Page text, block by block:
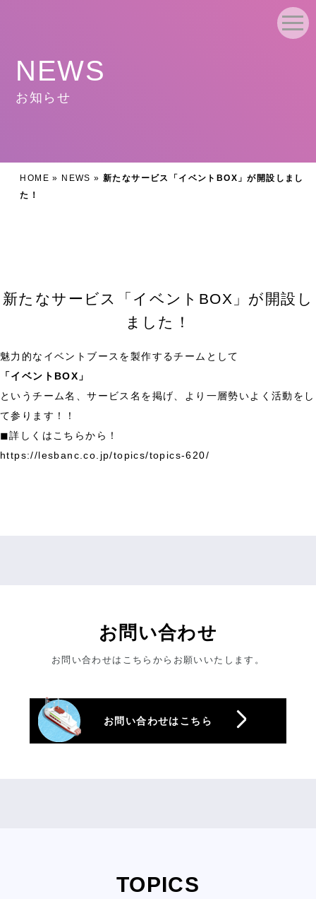
NEWS
お知らせ
HOME » NEWS »新たなサービス「イベントBOX」が開設しまし
た！
新たなサービス「イベントBOX」が開設し
ました！
魅力的なイベントブースを製作するチームとして
「イベントBOX」
というチーム名、サービス名を掲げ、より一層勢いよく活動をし
て参ります！！
◼︎詳しくはこちらから！
https://lesbanc.co.jp/topics/topics-620/
お問い合わせ
お問い合わせはこちらからお願いいたします。
お問い合わせはこちら
TOPICS